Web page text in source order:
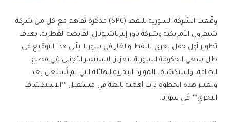
وقّعت الشركة السورية للنفط (SPC) مذكرة تفاهم مع كل من شركة
شيفرون الأمريكية وشركة باور إنترناشيونال القابضة القطرية، بهدف
تطوير أول حقل بحري للنفط والغاز في سوريا. يأتي هذا التوقيع في
ظل سعي الحكومة السورية لتعزيز الاستثمار الأجنبي في قطاع
الطاقة، واستكشاف الموارد البحرية الهائلة التي لم تُستغل بعد.
وتعتبر هذه الخطوة ذات أهمية بالغة في مستقبل **الاستكشاف
البحري** في سوريا.